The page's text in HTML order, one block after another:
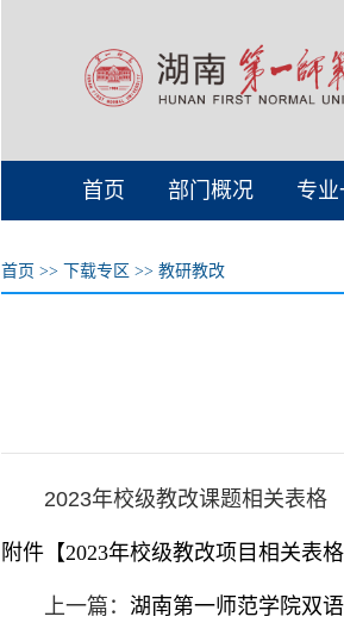
首页 部门概况 专
首页 >> 下载专区 >> 教研教改
2023年校级教改课题相关表格
附件【2023年校级教改项目相关表
上一篇： 湖南第一师范学院双